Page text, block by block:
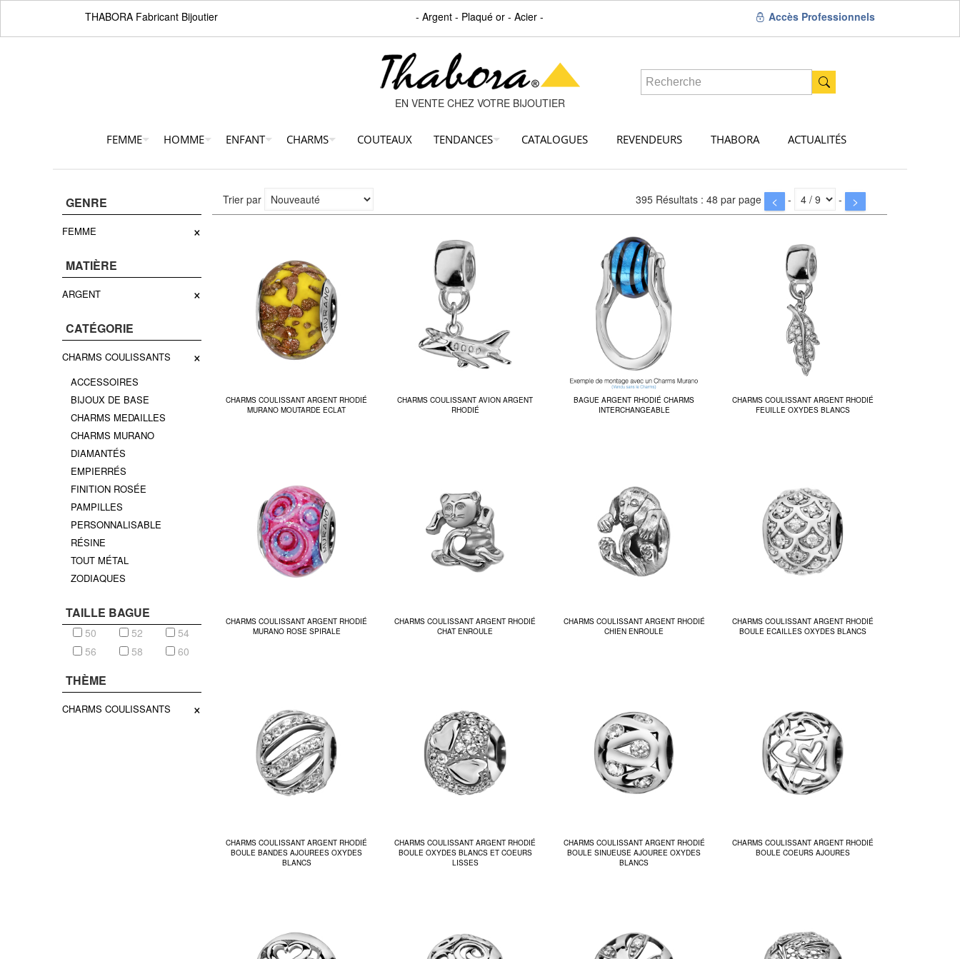
THABORA Fabricant Bijoutier - Argent - Plaqué or - Acier - Accès Professionnels
EN VENTE CHEZ VOTRE BIJOUTIER
FEMME HOMME ENFANT CHARMS COUTEAUX TENDANCES CATALOGUES REVENDEURS THABORA ACTUALITÉS
Trier par 395 Résultats : 48 par page < - - >
CHARMS COULISSANT ARGENT RHODIÉ
MURANO MOUTARDE ECLAT
CHARMS COULISSANT AVION ARGENT
RHODIÉ
BAGUE ARGENT RHODIÉ CHARMS
INTERCHANGEABLE
CHARMS COULISSANT ARGENT RHODIÉ
FEUILLE OXYDES BLANCS
CHARMS COULISSANT ARGENT RHODIÉ
MURANO ROSE SPIRALE
CHARMS COULISSANT ARGENT RHODIÉ
CHAT ENROULE
CHARMS COULISSANT ARGENT RHODIÉ
CHIEN ENROULE
CHARMS COULISSANT ARGENT RHODIÉ
BOULE ECAILLES OXYDES BLANCS
CHARMS COULISSANT ARGENT RHODIÉ
BOULE BANDES AJOUREES OXYDES
BLANCS
CHARMS COULISSANT ARGENT RHODIÉ
BOULE OXYDES BLANCS ET COEURS
LISSES
CHARMS COULISSANT ARGENT RHODIÉ
BOULE SINUEUSE AJOUREE OXYDES
BLANCS
CHARMS COULISSANT ARGENT RHODIÉ
BOULE COEURS AJOURES
GENRE
FEMME ×
MATIÈRE
ARGENT ×
CATÉGORIE
CHARMS COULISSANTS ×
ACCESSOIRES
BIJOUX DE BASE
CHARMS MEDAILLES
CHARMS MURANO
DIAMANTÉS
EMPIERRÉS
FINITION ROSÉE
PAMPILLES
PERSONNALISABLE
RÉSINE
TOUT MÉTAL
ZODIAQUES
TAILLE BAGUE
50 52
54
56
58 60
THÈME
CHARMS COULISSANTS ×